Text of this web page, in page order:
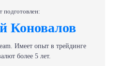
подготовлен:
Коновалов
Имеет опыт в трейдинге
более 5 лет.